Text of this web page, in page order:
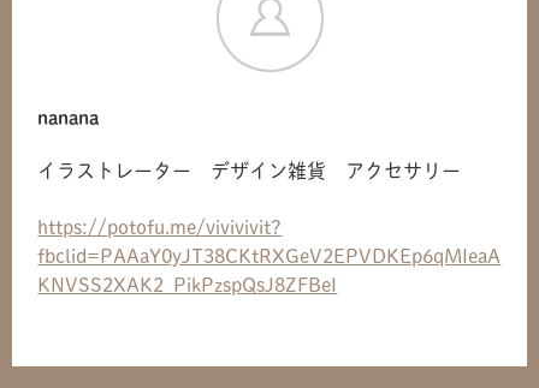
nanana
イラストレーター デザイン雑貨 アクセサリー
https://potofu.me/vivivivit?
fbclid=PAAaY0yJT38CKtRXGeV2EPVDKEp6qMIeaA
KNVSS2XAK2_PikPzspQsJ8ZFBeI